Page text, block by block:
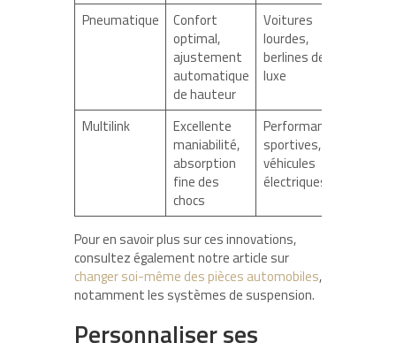
Pneumatique
Confort
optimal,
ajustement
automatique
de hauteur
Voitures
lourdes,
berlines de
luxe
Multilink
Excellente
maniabilité,
absorption
fine des
chocs
Performances
sportives,
véhicules
électriques
Pour en savoir plus sur ces innovations,
consultez également notre article sur
changer soi-même des pièces automobiles,
notamment les systèmes de suspension.
Personnaliser ses